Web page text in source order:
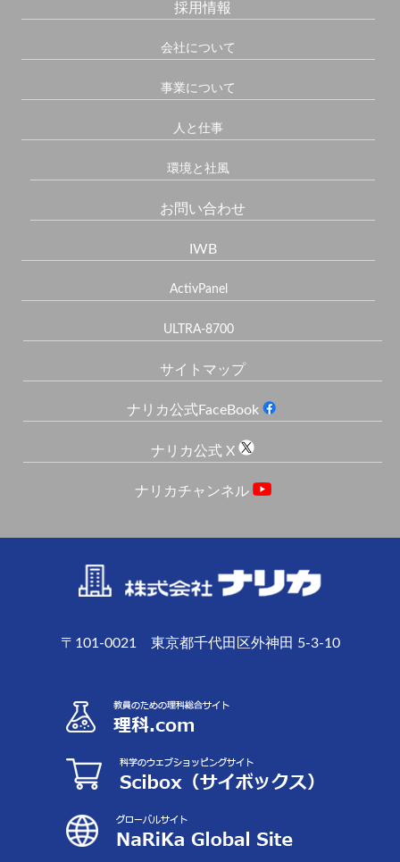
採用情報
会社について
事業について
人と仕事
環境と社風
お問い合わせ
IWB
ActivPanel
ULTRA-8700
サイトマップ
ナリカ公式FaceBook
ナリカ公式 X
ナリカチャンネル
〒101-0021 東京都千代田区外神田 5-3-10